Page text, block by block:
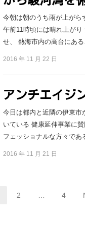
今朝は朝のうち雨が上が
午前11時頃には晴れ上が
せ、 熱海市内の高台にあ
2016 年 11 月 22 日
アンチエイジ
今日は都内と近隣の伊東
いている 健康延伸事業に
フェッショナルな方々で
2016 年 11 月 21 日
Page Page
2 … 4